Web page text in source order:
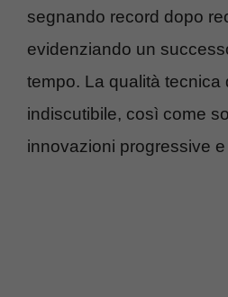
segnando record dopo
evidenziando un
tempo. La qualità tecnica
indiscutibile, così come
innovazioni progressive